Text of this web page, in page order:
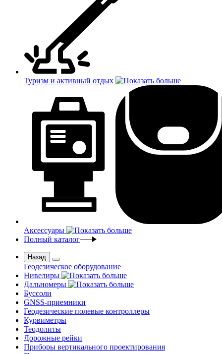
Туризм и активный отдых
Аксессуары
Полный каталог
Назад
Геодезическое оборудование
Нивелиры
Дальномеры
Буссоли
GNSS-приемники
Геодезические полевые контроллеры
Курвиметры
Теодолиты
Дорожные рейки
Приборы вертикального проектирования